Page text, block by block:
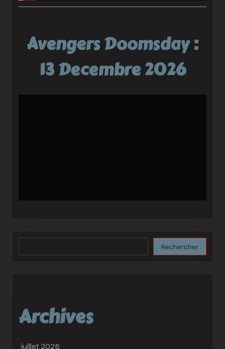
Avengers Doomsday :
13 Decembre 2026
Rechercher Rechercher
Archives
juillet 2026